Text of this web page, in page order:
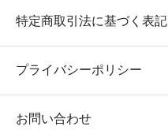
特定商取引法に基づく表記
プライバシーポリシー
お問い合わせ